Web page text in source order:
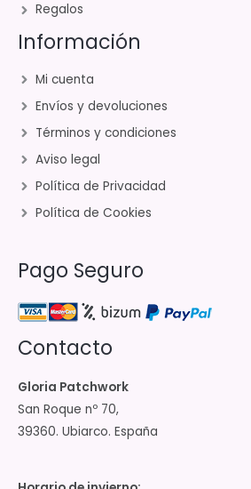
Regalos
Información
Mi cuenta
Envíos y devoluciones
Términos y condiciones
Aviso legal
Política de Privacidad
Política de Cookies
Pago Seguro
Contacto
Gloria Patchwork
San Roque nº 70,
39360. Ubiarco. España